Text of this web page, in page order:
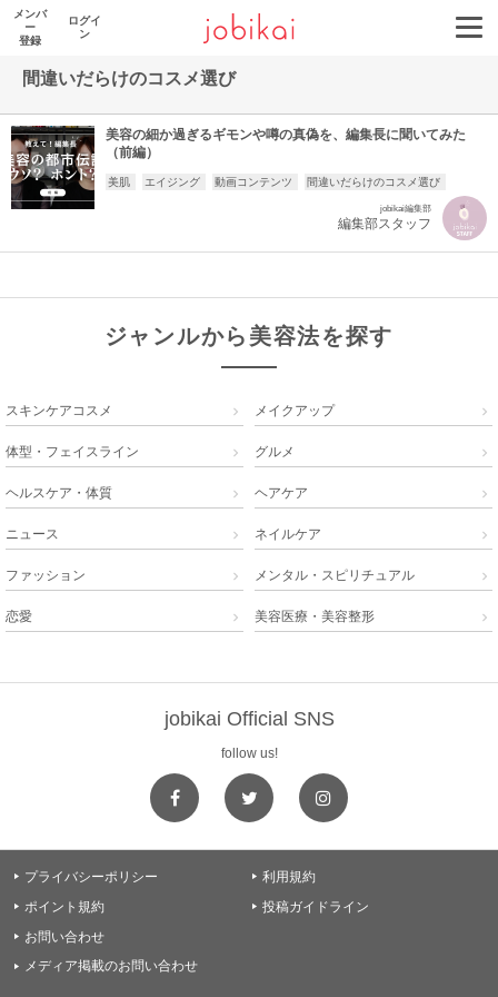
メンバ
ー
登録
ログイ
ン
間違いだらけのコスメ選び
美容の細か過ぎるギモンや噂の真偽を、編集長に聞いてみた
（前編）
美肌 エイジング 動画コンテンツ 間違いだらけのコスメ選び
jobikai編集部
編集部スタッフ
ジャンルから美容法を探す
スキンケアコスメ  メイクアップ 
体型・フェイスライン  グルメ 
ヘルスケア・体質  ヘアケア 
ニュース  ネイルケア 
ファッション  メンタル・スピリチュアル 
恋愛  美容医療・美容整形 
jobikai Official SNS
follow us!
 プライバシーポリシー  利用規約
 ポイント規約  投稿ガイドライン
 お問い合わせ
 メディア掲載のお問い合わせ